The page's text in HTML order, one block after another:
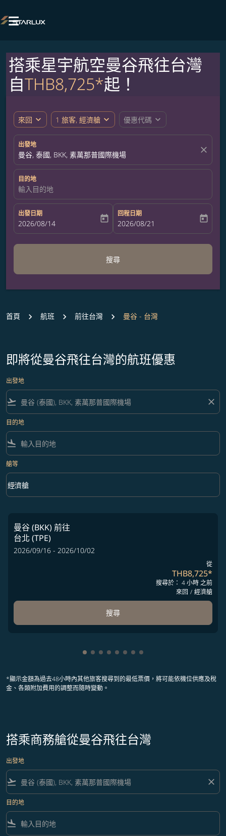

搭乘星宇航空曼谷飛往台灣
自THB8,725*起！
來回 expand_more 1 旅客, 經濟艙 expand_more 優惠代碼 expand_more
出發地
曼谷, 泰國, BKK, 素萬那普國際機場 close
目的地
輸入目的地
出發日期
fc-booking-departure-date-aria-label
2026/08/14 today
回程日期
fc-booking-return-date-aria-label
2026/08/21 today
搜尋
首頁 航班 前往台灣 曼谷 - 台灣
即將從曼谷飛往台灣的航班優惠
出發地
flight_takeoff close
目的地
flight_land
艙等
艙等 option 經濟艙 Selected
經濟艙
keyboard_arrow_down
曼谷 (BKK)前往
台北 (TPE)
2026/09/16 - 2026/10/02
從
THB8,725*
搜尋於： 4 小時 之前
來回 / 經濟艙
搜尋
顯示 cmp-pagination-showing-card 1
顯示 cmp-pagination-showing-
顯示 cmp-pagination-showing-
顯示 cmp-pagination-
顯示 cmp-pagination-
顯示 cmp-pagination-
顯示 cmp-pagination-
顯示 cmp-pagination-
*顯示金額為過去48小時內其他旅客搜尋到的最低票價，將可能依機位供應及稅
金、各類附加費用的調整而隨時變動。
搭乘商務艙從曼谷飛往台灣
出發地
flight_takeoff close
目的地
flight_land